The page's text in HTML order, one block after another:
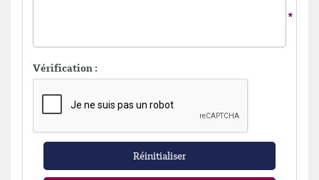
Vérification :
Réinitialiser